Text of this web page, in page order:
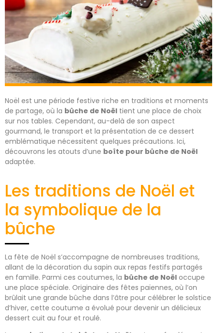
Noël est une période festive riche en traditions et moments
de partage, où la bûche de Noël tient une place de choix
sur nos tables. Cependant, au-delà de son aspect
gourmand, le transport et la présentation de ce dessert
emblématique nécessitent quelques précautions. Ici,
découvrons les atouts d’une boîte pour bûche de Noël
adaptée.
Les traditions de Noël et
la symbolique de la
bûche
La fête de Noël s’accompagne de nombreuses traditions,
allant de la décoration du sapin aux repas festifs partagés
en famille. Parmi ces coutumes, la bûche de Noël occupe
une place spéciale. Originaire des fêtes païennes, où l’on
brûlait une grande bûche dans l’âtre pour célébrer le solstice
d’hiver, cette coutume a évolué pour devenir un délicieux
dessert cuit au four et roulé.